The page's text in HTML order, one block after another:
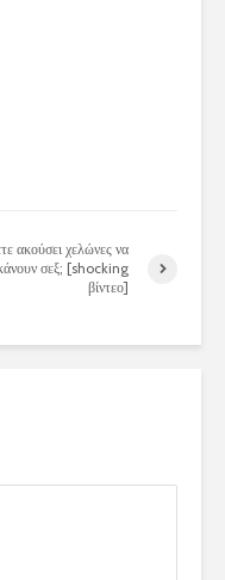
ακούσει χελώνες να
σεξ; [shocking
βίντεο]